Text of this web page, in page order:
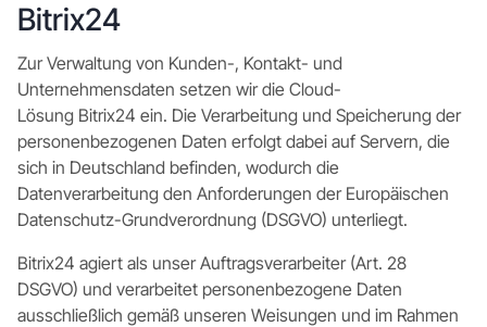
Bitrix24
Zur Verwaltung von Kunden-, Kontakt- und
Unternehmensdaten setzen wir die Cloud-
Lösung Bitrix24 ein. Die Verarbeitung und Speicherung der
personenbezogenen Daten erfolgt dabei auf Servern, die
sich in Deutschland befinden, wodurch die
Datenverarbeitung den Anforderungen der Europäischen
Datenschutz-Grundverordnung (DSGVO) unterliegt.
Bitrix24 agiert als unser Auftragsverarbeiter (Art. 28
DSGVO) und verarbeitet personenbezogene Daten
ausschließlich gemäß unseren Weisungen und im Rahmen